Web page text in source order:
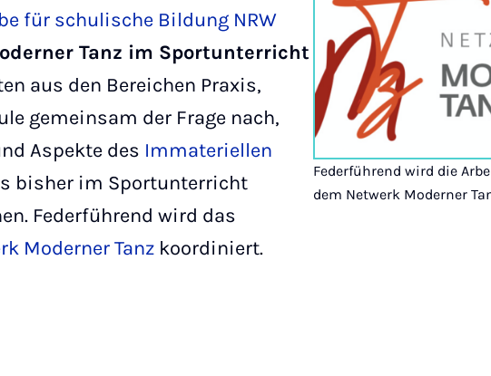
Federführend wird die
dem Netwerk Moderner
für schulische Bildung NRW
Tanz im Sportunterricht
aus den Bereichen Praxis,
gemeinsam der Frage nach,
Aspekte des Immateriellen
bisher im Sportunterricht
Federführend wird das
Moderner Tanz koordiniert.